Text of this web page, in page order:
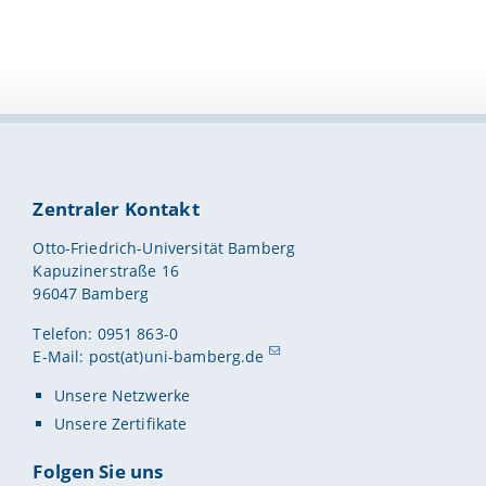
Zentraler Kontakt
Otto-Friedrich-Universität Bamberg
Kapuzinerstraße 16
96047 Bamberg
Telefon: 0951 863-0
E-Mail: post(at)uni-bamberg.de
Unsere Netzwerke
Unsere Zertifikate
Folgen Sie uns